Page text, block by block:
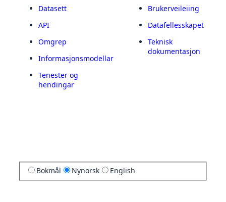
Datasett
API
Omgrep
Informasjonsmodellar
Tenester og
hendingar
Brukerveileiing
Datafellesskapet
Teknisk
dokumentasjon
Bokmål Nynorsk English